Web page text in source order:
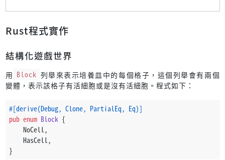
Rust程式實作
結構化遊戲世界
用 Block 列舉來表示培養皿中的每個格子，這個列舉會有兩個
變體，表示該格子有活細胞或是沒有活細胞。程式如下：
#[derive(Debug, Clone, PartialEq, Eq)]
pub enum Block {
    NoCell,
    HasCell,
}